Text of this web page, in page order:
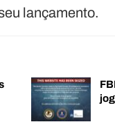
lançamento.